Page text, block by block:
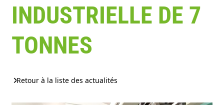
INDUSTRIELLE DE 7
TONNES
Retour à la liste des actualités